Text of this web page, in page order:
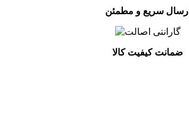
ارسال سریع و مطمئن
ضمانت کیفیت کالا